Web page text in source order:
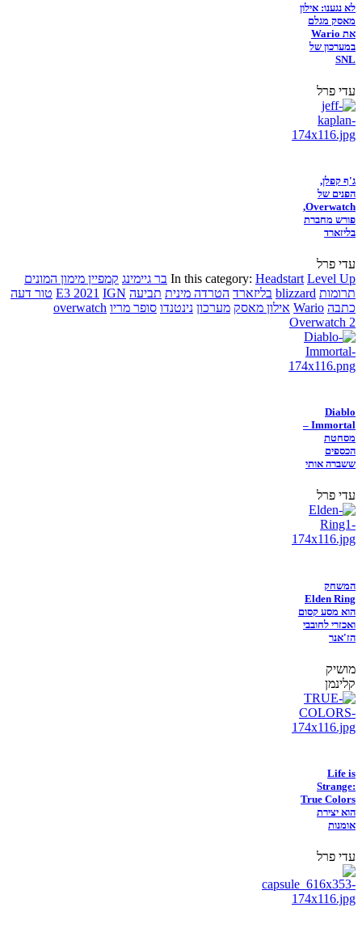
לא נגענו: אילון
מאסק מגלם
את Wario
במערכון של
SNL
עדי פרל
ג'ף קפלן,
הפנים של
Overwatch,
פורש מחברת
בליזארד
עדי פרל
In this category: Headstart Level Up בר גיימינג קמפיין מימון המונים
תרומות blizzard בליזארד הטרדה מינית תביעה E3 2021 IGN
טור דעה
כתבה Wario אילון מאסק מערכון נינטנדו סופר מריו overwatch
Overwatch 2
Diablo
Immortal –
מסחטת
הכספים
ששברה אותי
עדי פרל
המשחק
Elden Ring
הוא מסע קסום
ואכזרי לחובבי
הז'אנר
מושיק
קלינמן
Life is
Strange:
True Colors
הוא יצירת
אומנות
עדי פרל